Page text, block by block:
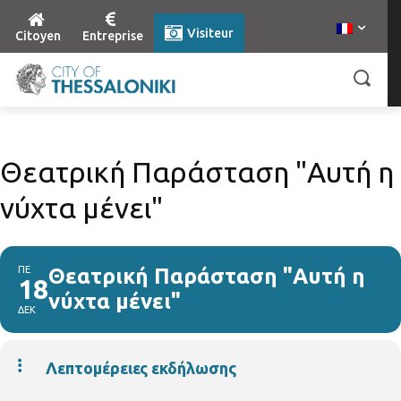
Citoyen Entreprise Visiteur
Θεατρική Παράσταση "Αυτή η
νύχτα μένει"
ΠΕ
18
ΔΕΚ
Θεατρική Παράσταση "Αυτή η
νύχτα μένει"
Λεπτομέρειες εκδήλωσης